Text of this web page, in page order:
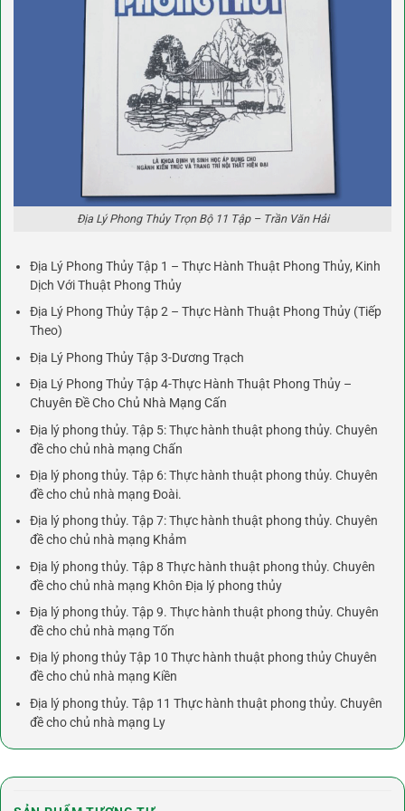
Địa Lý Phong Thủy Trọn Bộ 11 Tập – Trần Văn Hải
Địa Lý Phong Thủy Tập 1 – Thực Hành Thuật Phong Thủy, Kinh
Dịch Với Thuật Phong Thủy
Địa Lý Phong Thủy Tập 2 – Thực Hành Thuật Phong Thủy (Tiếp
Theo)
Địa Lý Phong Thủy Tập 3-Dương Trạch
Địa Lý Phong Thủy Tập 4-Thực Hành Thuật Phong Thủy –
Chuyên Đề Cho Chủ Nhà Mạng Cấn
Địa lý phong thủy. Tập 5: Thực hành thuật phong thủy. Chuyên
đề cho chủ nhà mạng Chấn
Địa lý phong thủy. Tập 6: Thực hành thuật phong thủy. Chuyên
đề cho chủ nhà mạng Đoài.
Địa lý phong thủy. Tập 7: Thực hành thuật phong thủy. Chuyên
đề cho chủ nhà mạng Khảm
Địa lý phong thủy. Tập 8 Thực hành thuật phong thủy. Chuyên
đề cho chủ nhà mạng Khôn Địa lý phong thủy
Địa lý phong thủy. Tập 9. Thực hành thuật phong thủy. Chuyên
đề cho chủ nhà mạng Tốn
Địa lý phong thủy Tập 10 Thực hành thuật phong thủy Chuyên
đề cho chủ nhà mạng Kiền
Địa lý phong thủy. Tập 11 Thực hành thuật phong thủy. Chuyên
đề cho chủ nhà mạng Ly